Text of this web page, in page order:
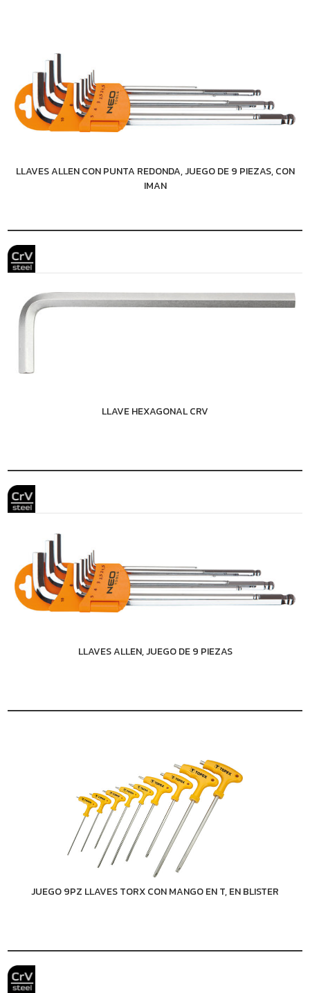
LLAVES ALLEN CON PUNTA REDONDA, JUEGO DE 9 PIEZAS, CON
IMAN
LLAVE HEXAGONAL CRV
LLAVES ALLEN, JUEGO DE 9 PIEZAS
JUEGO 9PZ LLAVES TORX CON MANGO EN T, EN BLISTER